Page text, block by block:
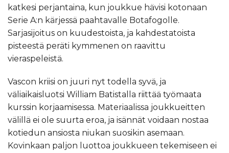
katkesi perjantaina, kun joukkue hävisi kotonaan
Serie A:n kärjessä paahtavalle Botafogolle.
Sarjasijoitus on kuudestoista, ja kahdestatoista
pisteestä peräti kymmenen on raavittu
vieraspeleistä.
Vascon kriisi on juuri nyt todella syvä, ja
väliaikaisluotsi William Batistalla riittää työmaata
kurssin korjaamisessa. Materiaalissa joukkueitten
välillä ei ole suurta eroa, ja isännät voidaan nostaa
kotiedun ansiosta niukan suosikin asemaan.
Kovinkaan paljon luottoa joukkueen tekemiseen ei